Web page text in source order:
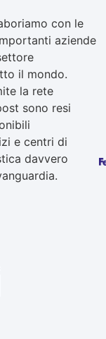
con le
aziende
il mondo.
la rete
sono resi
e centri di
davvero